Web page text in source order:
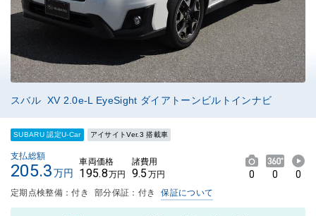
スバル XV 2.0e-L EyeSight ダイアトーンビルトインナビ
SUBARU 認定U-Car アイサイトVer.3 搭載車
支払総額
205.3万円
車両価格
195.8万円
諸費用
9.5 万円 0 0 0
定期点検整備：付き 部分保証：付き 保証について